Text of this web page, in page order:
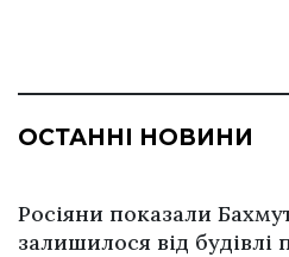
ОСТАННІ НОВИНИ
Росіяни показали
залишилося від будівлі